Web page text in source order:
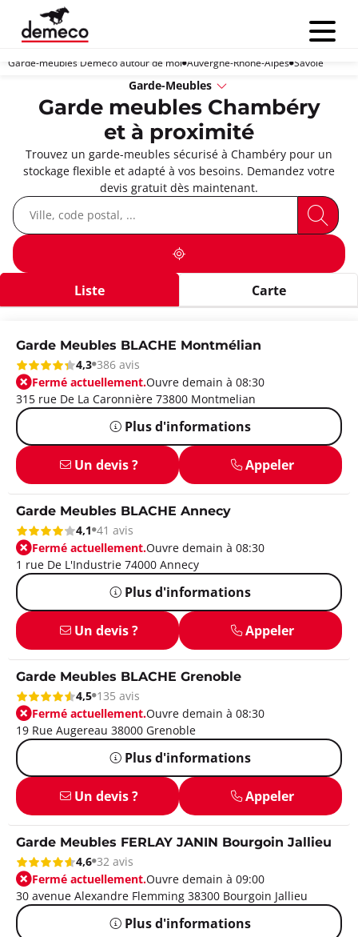
Menu
Garde-meubles Demeco autour de moi Auvergne-Rhône-Alpes Savoie
Garde-Meubles
Garde meubles Chambéry
et à proximité
Trouvez un garde-meubles sécurisé à Chambéry pour un
stockage flexible et adapté à vos besoins. Demandez votre
devis gratuit dès maintenant.
Liste Carte
Garde Meubles BLACHE Montmélian
4,3 386 avis
Fermé actuellement.Ouvre demain à 08:30
315 rue De La Caronnière 73800 Montmelian
Plus d'informations
Un devis ? Appeler
Garde Meubles BLACHE Annecy
4,1 41 avis
Fermé actuellement.Ouvre demain à 08:30
1 rue De L'Industrie 74000 Annecy
Plus d'informations
Un devis ? Appeler
Garde Meubles BLACHE Grenoble
4,5 135 avis
Fermé actuellement.Ouvre demain à 08:30
19 Rue Augereau 38000 Grenoble
Plus d'informations
Un devis ? Appeler
Garde Meubles FERLAY JANIN Bourgoin Jallieu
4,6 32 avis
Fermé actuellement.Ouvre demain à 09:00
30 avenue Alexandre Flemming 38300 Bourgoin Jallieu
Plus d'informations